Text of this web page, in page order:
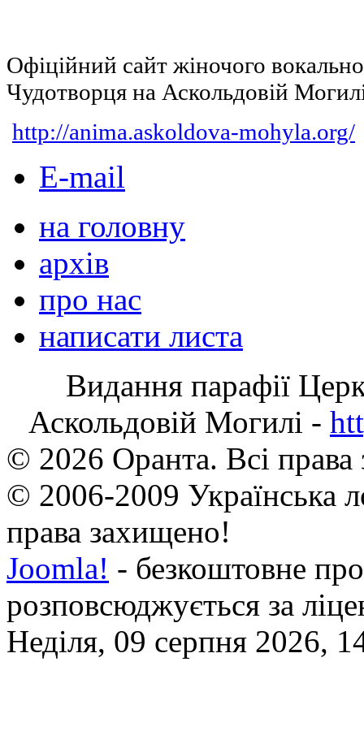
Офіційний сайт жіночого
Чудотворця на Аскольдовій
http://anima.askoldova-mohyla.org/
E-mail
на головну
архів
про нас
написати листа
Видання парафії
Аскольдовій Могилі -
© 2026 Оранта. Всі
© 2006-2009 Українська
права захищено!
Joomla! - безкоштовне
розповсюджується за
Неділя, 09 серпня 2026,